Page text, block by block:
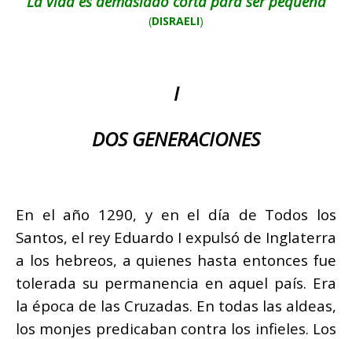
(DISRAELI)
I
DOS GENERACIONES
En el año 1290, y en el día de Todos los
Santos, el rey Eduardo I expulsó de Inglaterra
a los hebreos, a quienes hasta entonces fue
tolerada su permanencia en aquel país. Era
la época de las Cruzadas. En todas las aldeas,
los monjes predicaban contra los infieles. Los